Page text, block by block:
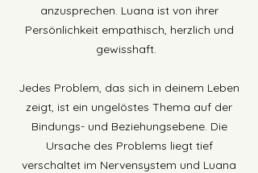
anzusprechen. Luana ist von ihrer
Persönlichkeit empathisch, herzlich und
gewisshaft.
Jedes Problem, das sich in deinem Leben
zeigt, ist ein ungelöstes Thema auf der
Bindungs- und Beziehungsebene. Die
Ursache des Problems liegt tief
verschaltet im Nervensystem und Luana